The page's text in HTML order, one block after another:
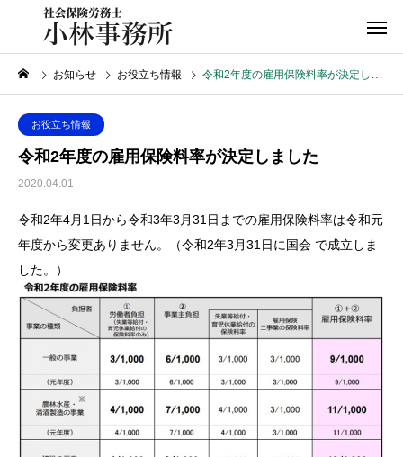
お知らせ お役立ち情報 令和2年度の雇⽤保険料率が決定しました
お役立ち情報
令和2年度の雇⽤保険料率が決定しました
2020.04.01
令和2年4⽉1⽇から令和3年3⽉31日までの雇用保険料率は令和元
年度から変更ありません。（令和2年3⽉31日に国会 で成⽴しま
した。）